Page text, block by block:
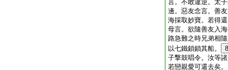
言。不敢違逆。太
邊。惡友念言。善
海採取妙寶。若得
母言。欲隨善友入
路急難之時兄弟相
以七鐵鎖鎖其船。
8
子撃鼓唱令。汝等
若戀親愛可還去矣